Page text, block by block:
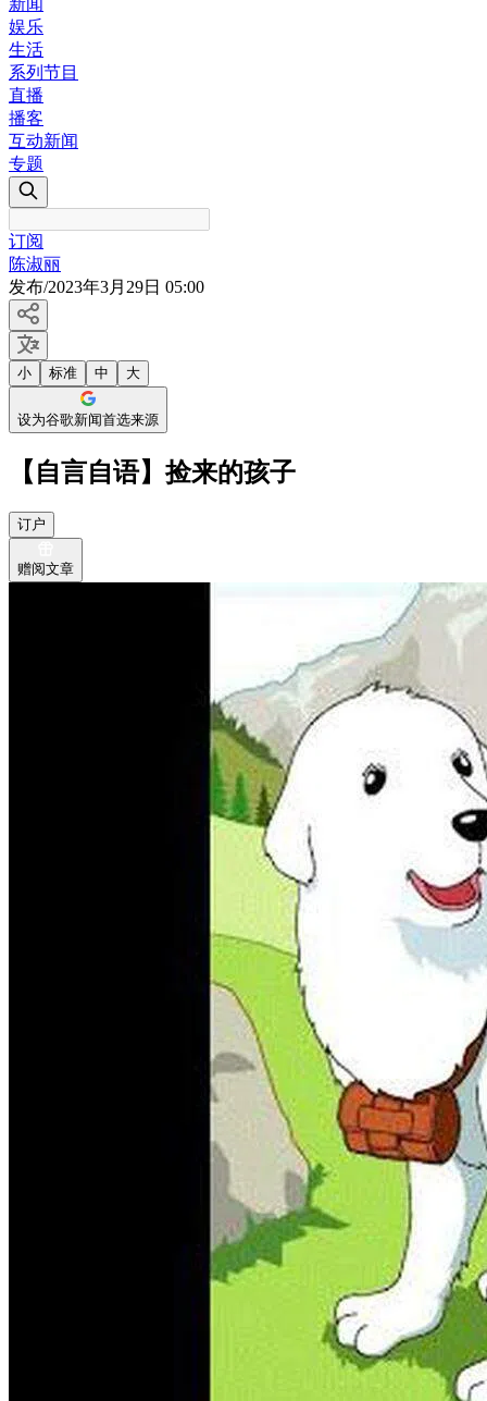
新闻
娱乐
生活
系列节目
直播
播客
互动新闻
专题
订阅
陈淑丽
发布/2023年3月29日 05:00
小 标准 中 大
设为谷歌新闻首选来源
【自言自语】捡来的孩子
订户
赠阅文章